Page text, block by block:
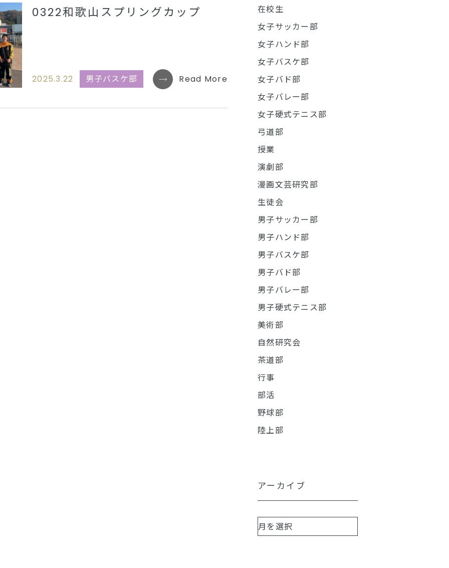
0322和歌山スプリングカップ
2025.3.22 男子バスケ部 Read More
在校生
女子サッカー部
女子ハンド部
女子バスケ部
女子バド部
女子バレー部
女子硬式テニス部
弓道部
授業
演劇部
漫画文芸研究部
生徒会
男子サッカー部
男子ハンド部
男子バスケ部
男子バド部
男子バレー部
男子硬式テニス部
美術部
自然研究会
茶道部
行事
部活
野球部
陸上部
アーカイブ